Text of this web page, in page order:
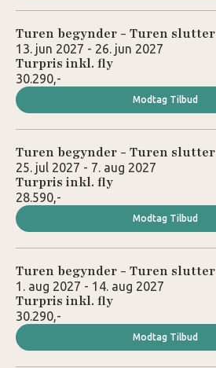
Turen begynder - Turen slutter
13. jun 2027 - 26. jun 2027
Turpris inkl. fly
30.290,-
Modtag Tilbud
Turen begynder - Turen slutter
25. jul 2027 - 7. aug 2027
Turpris inkl. fly
28.590,-
Modtag Tilbud
Turen begynder - Turen slutter
1. aug 2027 - 14. aug 2027
Turpris inkl. fly
30.290,-
Modtag Tilbud